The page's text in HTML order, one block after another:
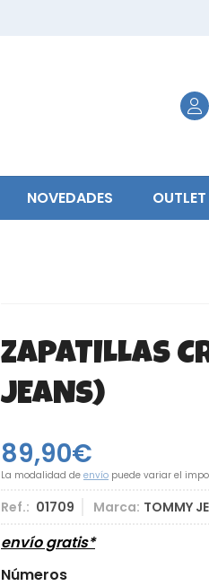
NOVEDADES OUTLET
ZAPATILLAS
JEANS)
89,90€
La modalidad de envío puede variar el
Ref.: 01709 Marca: TOMMY
envío gratis*
Números